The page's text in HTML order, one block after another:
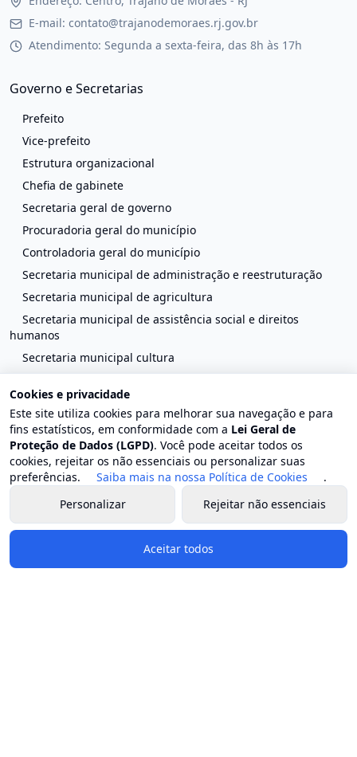
E-mail: contato@trajanodemoraes.rj.gov.br
Atendimento: Segunda a sexta-feira, das 8h às 17h
Governo e Secretarias
Prefeito
Vice-prefeito
Estrutura organizacional
Chefia de gabinete
Secretaria geral de governo
Procuradoria geral do município
Controladoria geral do município
Secretaria municipal de administração e reestruturação
Secretaria municipal de agricultura
Secretaria municipal de assistência social e direitos
humanos
Secretaria municipal cultura
Secretaria municipal de educação
Secretaria municipal de esporte e lazer
Secretaria municipal de estradas e rodovias
Secretaria municipal de fazenda e planejamento
Secretaria municipal de gestão patrimonial
Secretaria municipal de habitação
Secretaria municipal do ambiente
Cookies e privacidade
Este site utiliza cookies para melhorar sua navegação e para
fins estatísticos, em conformidade com a Lei Geral de
Proteção de Dados (LGPD). Você pode aceitar todos os
cookies, rejeitar os não essenciais ou personalizar suas
preferências.
Saiba mais na nossa Política de Cookies
.
Personalizar
Rejeitar não essenciais
Aceitar todos